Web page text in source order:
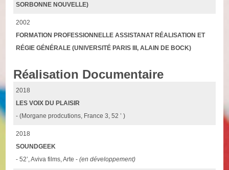
SORBONNE NOUVELLE)
2002
FORMATION PROFESSIONNELLE ASSISTANAT RÉALISATION ET
RÉGIE GÉNÉRALE (UNIVERSITÉ PARIS III, ALAIN DE BOCK)
Réalisation Documentaire
2018
LES VOIX DU PLAISIR
- (Morgane prodcutions, France 3, 52 ’ )
2018
SOUNDGEEK
- 52’, Aviva films, Arte -(en développement)